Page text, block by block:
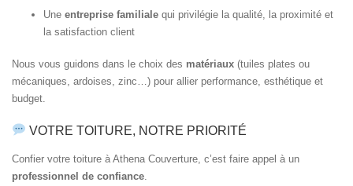
Une entreprise familiale qui privilégie la qualité, la proximité et
la satisfaction client
Nous vous guidons dans le choix des matériaux (tuiles plates ou
mécaniques, ardoises, zinc…) pour allier performance, esthétique et
budget.
VOTRE TOITURE, NOTRE PRIORITÉ
Confier votre toiture à Athena Couverture, c’est faire appel à un
professionnel de confiance